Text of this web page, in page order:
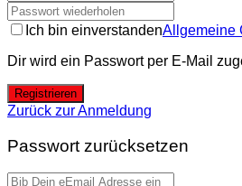
Ich bin einverstandenAllgemeine
Dir wird ein Passwort per E-Mail
Registrieren
Zurück zur Anmeldung
Passwort zurücksetzen